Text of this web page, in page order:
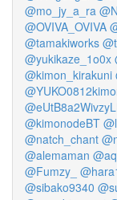
@mo_jy_a_ra
@OVIVA_OVIVA
@tamakiworks
@yukikaze_1o0x
@kimon_kirakuni
@kimonodeBT
@natch_chant
@alemaman
@Fumzy_
@sibako9340